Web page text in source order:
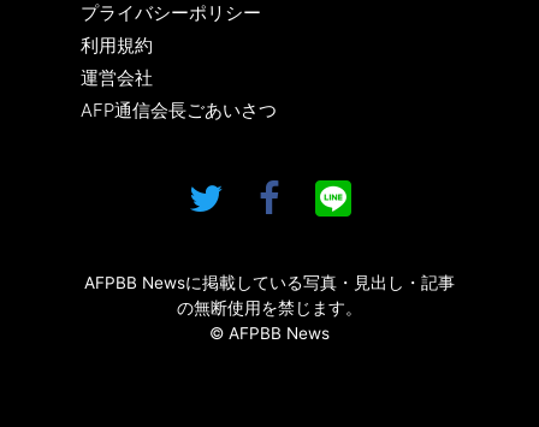
プライバシーポリシー
利用規約
運営会社
AFP通信会長ごあいさつ
AFPBB Newsに掲載している写真・見出し・記事
の無断使用を禁じます。
© AFPBB News